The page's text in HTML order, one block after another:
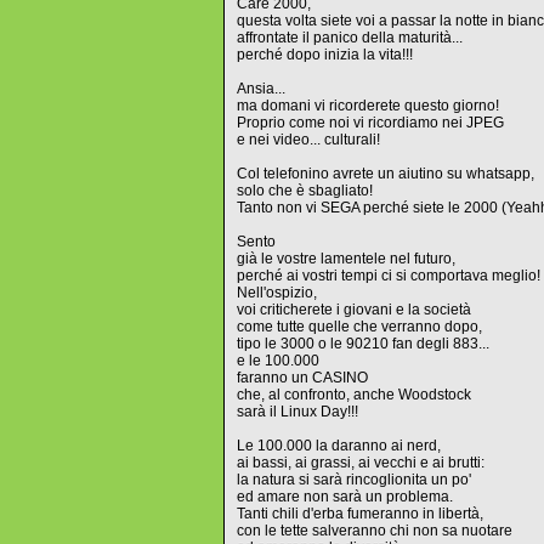
Care 2000,
questa volta siete voi a passar la notte in
affrontate il panico della maturità...
perché dopo inizia la vita!!!
Ansia...
ma domani vi ricorderete questo giorno!
Proprio come noi vi ricordiamo nei JPEG
e nei video... culturali!
Col telefonino avrete un aiutino su whatsapp,
solo che è sbagliato!
Tanto non vi SEGA perché siete le 2000
Sento
già le vostre lamentele nel futuro,
perché ai vostri tempi ci si comportava meglio!
Nell'ospizio,
voi criticherete i giovani e la società
come tutte quelle che verranno dopo,
tipo le 3000 o le 90210 fan degli 883...
e le 100.000
faranno un CASINO
che, al confronto, anche Woodstock
sarà il Linux Day!!!
Le 100.000 la daranno ai nerd,
ai bassi, ai grassi, ai vecchi e ai brutti:
la natura si sarà rincoglionita un po'
ed amare non sarà un problema.
Tanti chili d'erba fumeranno in libertà,
con le tette salveranno chi non sa nuotare